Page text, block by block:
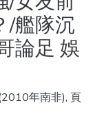
/艦隊沉
論足 娛
年南非), 頁